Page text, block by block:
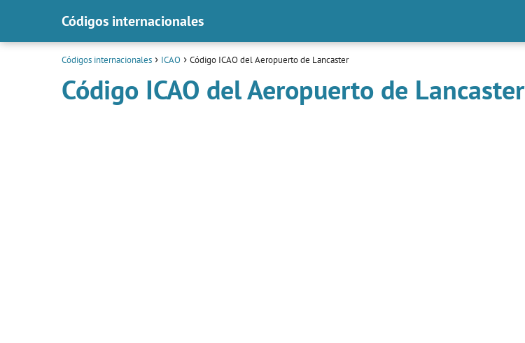
Códigos internacionales
Códigos internacionales ICAO Código ICAO del Aeropuerto de Lancaster
Código ICAO del Aeropuerto de Lancaster